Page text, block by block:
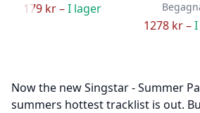
179 kr –I lager
1278 kr –
Now the new Singstar - Summer
summers hottest tracklist is out.